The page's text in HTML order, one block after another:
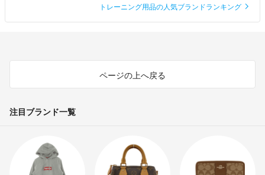
トレーニング用品の人気ブランドランキング
ページの上へ戻る
注目ブランド一覧